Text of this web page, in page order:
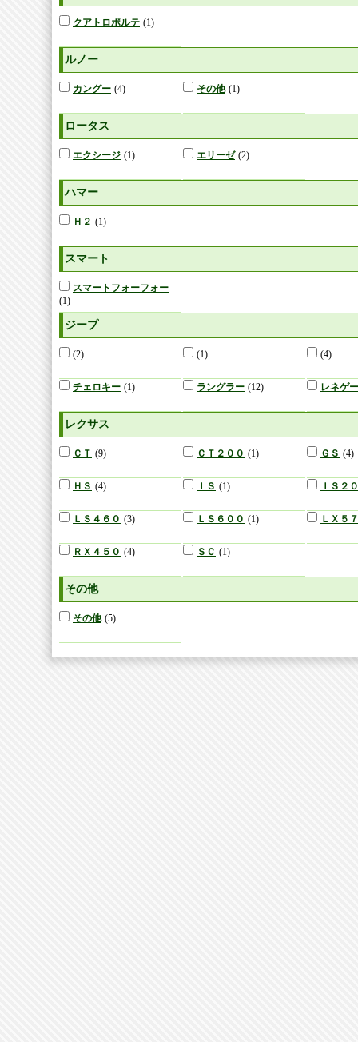
クアトロポルテ (1)
ルノー
カングー (4) その他 (1)
ロータス
エクシージ (1) エリーゼ (2)
ハマー
Ｈ２ (1)
スマート
スマートフォーフォー
(1)
ジープ
(2) (1) (4)
チェロキー (1) ラングラー (12) レネゲ
レクサス
ＣＴ (9) ＣＴ２００ (1) ＧＳ (4)
ＨＳ (4) ＩＳ (1) ＩＳ２
ＬＳ４６０ (3) ＬＳ６００ (1) ＬＸ５
ＲＸ４５０ (4) ＳＣ (1)
その他
その他 (5)